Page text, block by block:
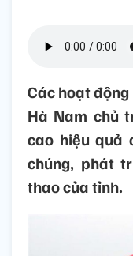
Các hoạt
Hà Nam chủ
cao hiệu quả
chúng, phát
thao của tỉnh.